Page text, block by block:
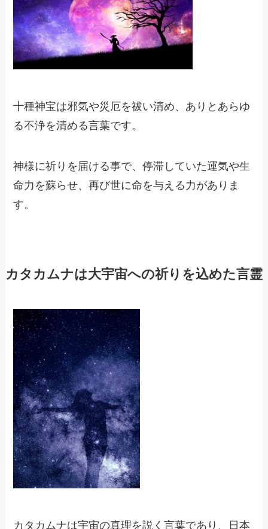
十種神宝は邪気や災厄を祓い清め、ありとあらゆ
る不浄を清める言葉です。
神様に祈りを届ける事で、停滞していた運気や生
命力を蘇らせ、再び世に命を与える力がありま
す。
カタカムナは大宇宙への祈りを込めた言霊
カタカムナは宇宙の真理を説く言葉であり、日本